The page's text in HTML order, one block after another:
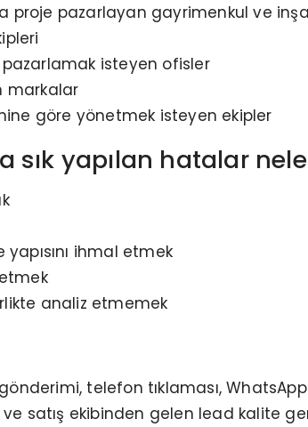
proje pazarlayan gayrimenkul ve
isteyen ofisler
markalar
göre yönetmek isteyen ekipler
yapılan hatalar
ihmal etmek
analiz etmemek
telefon tıklaması,
satış ekibinden gelen lead kalite